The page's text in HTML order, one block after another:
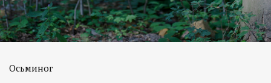
Осьминог